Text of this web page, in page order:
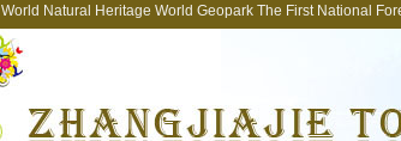
World Natural Heritage World Geopark The First National